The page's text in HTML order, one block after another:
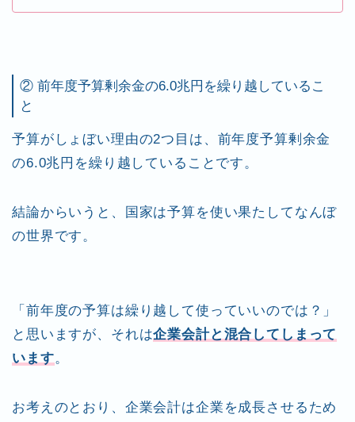
② 前年度予算剰余金の6.0兆円を繰り越しているこ
と
予算がしょぼい理由の2つ目は、前年度予算剰余金
の6.0兆円を繰り越していることです。
結論からいうと、国家は予算を使い果たしてなんぼ
の世界です。
「前年度の予算は繰り越して使っていいのでは？」
と思いますが、それは企業会計と混合してしまって
います。
お考えのとおり、企業会計は企業を成長させるため